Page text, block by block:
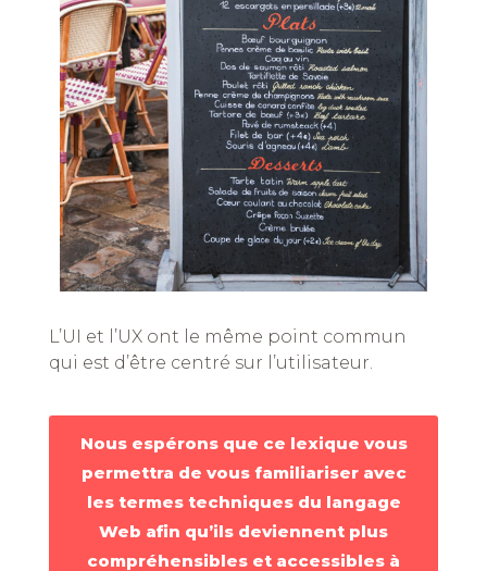
L’UI et l’UX ont le même point commun
qui est d’être centré sur l’utilisateur.
Nous espérons que ce lexique vous
permettra de vous familiariser avec
les termes techniques du langage
Web afin qu’ils deviennent plus
compréhensibles et accessibles à